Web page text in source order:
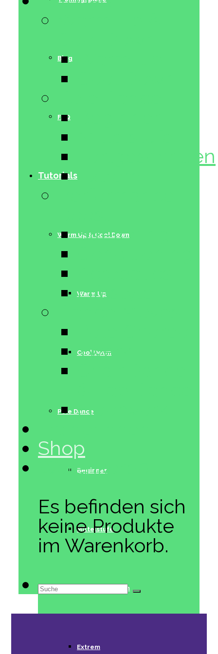
Blog
FAQ
Tutorials
Warm Up & Cool Down
Warm Up
Cool Down
Pole Dance
Beginner
Mittelstufe
Fortgeschritten
Extrem
Fortgeschritten
Extrem
Stretching
Lifestyle
Twerk
Floorwork
Shop
Warenkorb
Es befinden sich
keine Produkte
im Warenkorb.
Suche